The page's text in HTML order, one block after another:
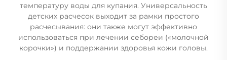
температуру воды для купания. Универсальность
детских расчесок выходит за рамки простого
расчесывания: они также могут эффективно
использоваться при лечении себореи («молочной
корочки») и поддержании здоровья кожи головы.